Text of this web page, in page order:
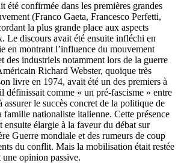
été confirmée dans les premières grandes
(Franco Gaeta, Francesco Perfetti,
la plus grande place aux aspects
Le discours avait été ensuite infléchi en
en montrant l’influence du mouvement
des industriels notamment lors de la guerre
Richard Webster, quoique très
livre en 1974, avait été un des premiers à
définissait comme « un pré-fascisme » entre
assurer le succès concret de la politique de
famille nationaliste italienne. Cette présence
ensuite élargie à la faveur du débat sur
Guerre mondiale et des rumeurs de coup
du conflit. Mais la mobilisation était restée
opinion passive.